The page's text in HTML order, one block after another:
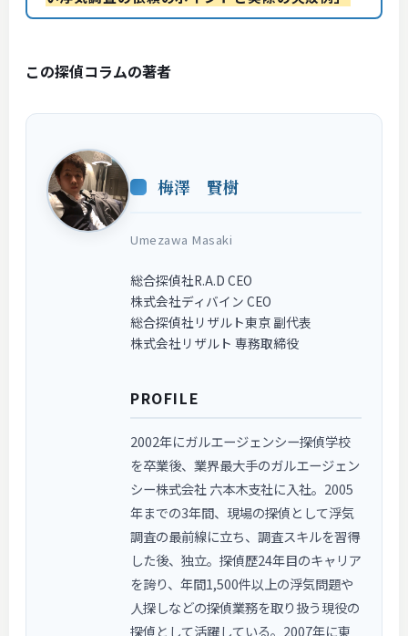
この探偵コラムの著者
梅澤 賢樹
Umezawa Masaki
総合探偵社R.A.D CEO
株式会社ディバイン CEO
総合探偵社リザルト東京 副代表
株式会社リザルト 専務取締役
PROFILE
2002年にガルエージェンシー探偵学校
を卒業後、業界最大手のガルエージェン
シー株式会社 六本木支社に入社。2005
年までの3年間、現場の探偵として浮気
調査の最前線に立ち、調査スキルを習得
した後、独立。探偵歴24年目のキャリア
を誇り、年間1,500件以上の浮気問題や
人探しなどの探偵業務を取り扱う現役の
探偵として活躍している。2007年に東